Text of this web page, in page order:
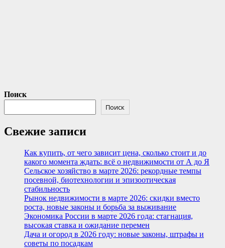
Поиск
Поиск
Свежие записи
Как купить, от чего зависит цена, сколько стоит и до
какого момента ждать: всё о недвижимости от А до Я
Сельское хозяйство в марте 2026: рекордные темпы
посевной, биотехнологии и эпизоотическая
стабильность
Рынок недвижимости в марте 2026: скидки вместо
роста, новые законы и борьба за выживание
Экономика России в марте 2026 года: стагнация,
высокая ставка и ожидание перемен
Дача и огород в 2026 году: новые законы, штрафы и
советы по посадкам